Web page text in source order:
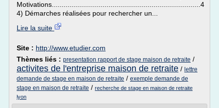
Motivations............................................................................4
4) Démarches réalisées pour rechercher un...
Lire la suite
Site : http://www.etudier.com
Thèmes liés : presentation rapport de stage maison de retraite /
activites de l'entreprise maison de retraite / lettre
demande de stage en maison de retraite / exemple demande de
stage en maison de retraite / recherche de stage en maison de retraite
lyon